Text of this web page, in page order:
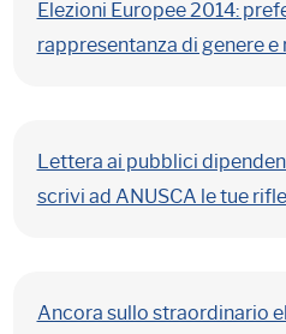
Elezioni Europee 2014:
rappresentanza di genere
Lettera ai pubblici
scrivi ad ANUSCA le tue
Ancora sullo straordinario